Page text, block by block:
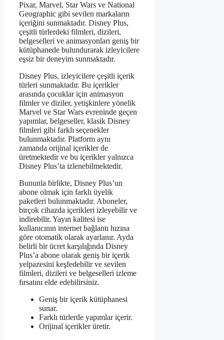
Pixar, Marvel, Star Wars ve National
Geographic gibi sevilen markaların
içeriğini sunmaktadır. Disney Plus,
çeşitli türlerdeki filmleri, dizileri,
belgeselleri ve animasyonları geniş bir
kütüphanede bulundurarak izleyicilere
eşsiz bir deneyim sunmaktadır.
Disney Plus, izleyicilere çeşitli içerik
türleri sunmaktadır. Bu içerikler
arasında çocuklar için animasyon
filmler ve diziler, yetişkinlere yönelik
Marvel ve Star Wars evreninde geçen
yapımlar, belgeseller, klasik Disney
filmleri gibi farklı seçenekler
bulunmaktadır. Platform aynı
zamanda orijinal içerikler de
üretmektedir ve bu içerikler yalnızca
Disney Plus’ta izlenebilmektedir.
Bununla birlikte, Disney Plus’un
abone olmak için farklı üyelik
paketleri bulunmaktadır. Aboneler,
birçok cihazda içerikleri izleyebilir ve
indirebilir. Yayın kalitesi ise
kullanıcının internet bağlantı hızına
göre otomatik olarak ayarlanır. Ayda
belirli bir ücret karşılığında Disney
Plus’a abone olarak geniş bir içerik
yelpazesini keşfedebilir ve sevilen
filmleri, dizileri ve belgeselleri izleme
fırsatını elde edebilirsiniz.
Geniş bir içerik kütüphanesi
sunar.
Farklı türlerde yapımlar içerir.
Orijinal içerikler üretir.